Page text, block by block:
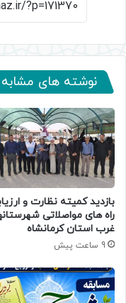
نوشته های مشابه
بازدید کمیته نظارت و
راه های مواصلاتی
غرب استان کرمانشاه
9 ساعت پیش